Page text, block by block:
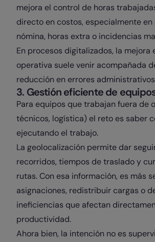
mejora el control de horas
directo en costos, especialmente en
nómina, horas extra o incidencias
En procesos digitalizados, la mejora
operativa suele venir acompañada
reducción en errores
3. Gestión eficiente de
Para equipos que trabajan fuera de
técnicos, logística) el reto es saber
ejecutando el trabajo.
La geolocalización permite dar
recorridos, tiempos de traslado y
rutas. Con esa información, es más
asignaciones, redistribuir cargas o
ineficiencias que afectan
productividad.
Ahora bien, la intención no es